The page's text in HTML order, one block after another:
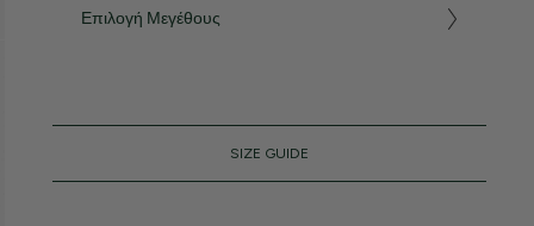
Επιλογή Μεγέθους
SIZE GUIDE